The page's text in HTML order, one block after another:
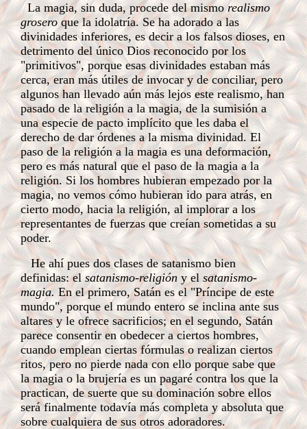
La magia, sin duda, procede del mismorealismo
groseroque la idolatría. Se ha adorado a las
divinidades inferiores, es decir a los falsos dioses, en
detrimento del único Dios reconocido por los
"primitivos", porque esas divinidades estaban más
cerca, eran más útiles de invocar y de conciliar, pero
algunos han llevado aún más lejos este realismo, han
pasado de la religión a la magia, de la sumisión a
una especie de pacto implícito que les daba el
derecho de dar órdenes a la misma divinidad. El
paso de la religión a la magia es una deformación,
pero es más natural que el paso de la magia a la
religión. Si los hombres hubieran empezado por la
magia, no vemos cómo hubieran ido para atrás, en
cierto modo, hacia la religión, al implorar a los
representantes de fuerzas que creían sometidas a su
poder.
He ahí pues dos clases de satanismo bien
definidas: elsatanismo-religión y elsatanismo-
magia. En el primero, Satán es el "Príncipe de este
mundo", porque el mundo entero se inclina ante sus
altares y le ofrece sacrificios; en el segundo, Satán
parece consentir en obedecer a ciertos hombres,
cuando emplean ciertas fórmulas o realizan ciertos
ritos, pero no pierde nada con ello porque sabe que
la magia o la brujería es un pagaré contra los que la
practican, de suerte que su dominación sobre ellos
será finalmente todavía más completa y absoluta que
sobre cualquiera de sus otros adoradores.